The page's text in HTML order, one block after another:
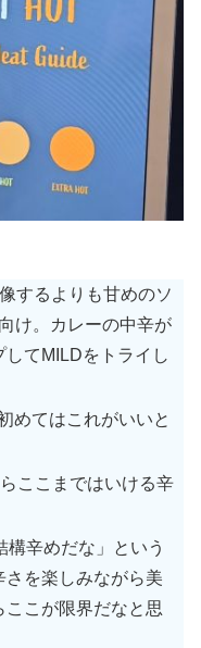
するよりも甘めのソ
け。カレーの中辛が
てMILDをトライし
めてはこれがいいと
ここまではいける辛
辛めだな」という
を楽しみながら美
こが限界だなと思